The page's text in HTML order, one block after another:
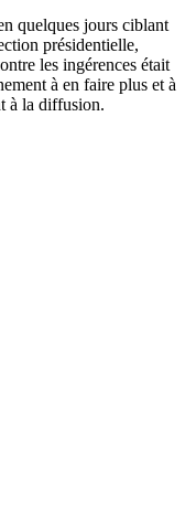
quelques jours ciblant
présidentielle,
les ingérences était
à en faire plus et à
à la diffusion.